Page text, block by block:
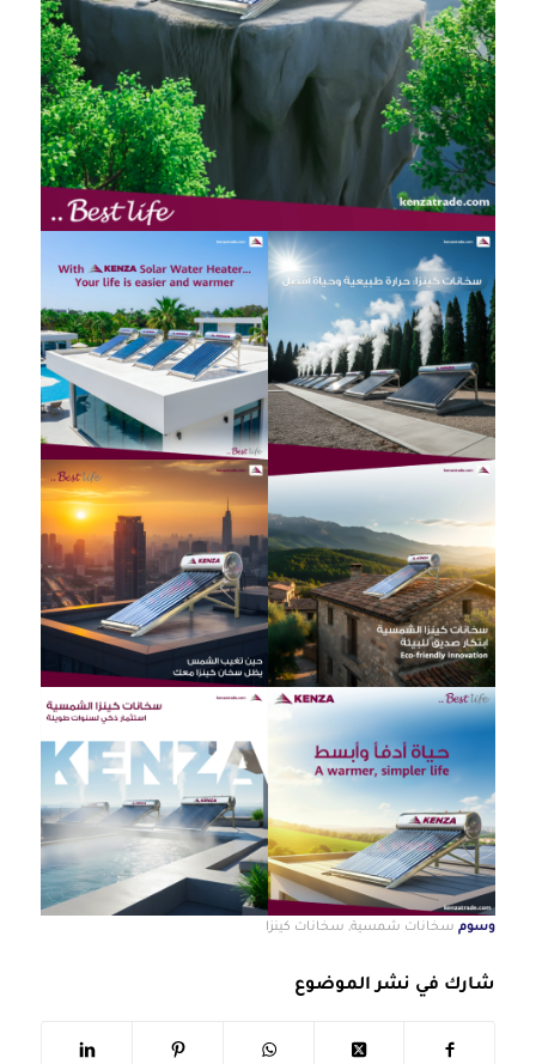
وسوم سخانات شمسية, سخانات كينزا
شارك في نشر الموضوع